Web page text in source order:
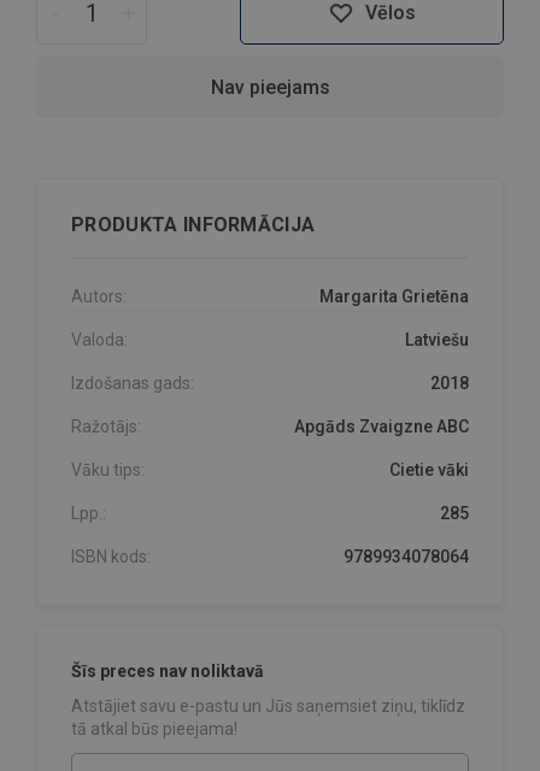
Vēlos
Nav pieejams
PRODUKTA INFORMĀCIJA
Autors: Margarita Grietēna
Valoda: Latviešu
Izdošanas gads: 2018
Ražotājs: Apgāds Zvaigzne ABC
Vāku tips: Cietie vāki
Lpp.: 285
ISBN kods: 9789934078064
Šīs preces nav noliktavā
Atstājiet savu e-pastu un Jūs saņemsiet ziņu, tiklīdz
tā atkal būs pieejama!